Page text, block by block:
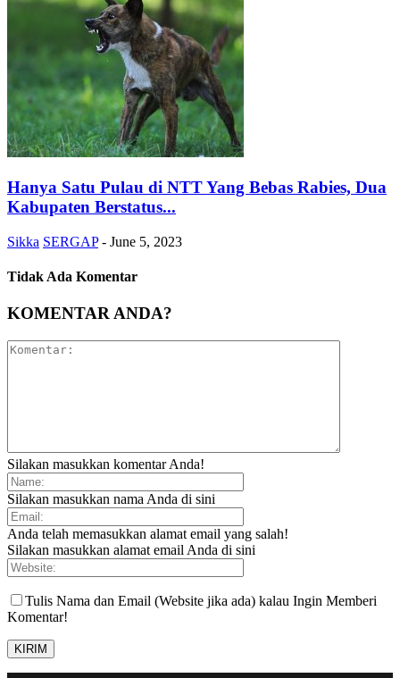
Hanya Satu Pulau di NTT Yang Bebas Rabies, Dua
Kabupaten Berstatus...
Sikka SERGAP - June 5, 2023
Tidak Ada Komentar
KOMENTAR ANDA?
Silakan masukkan komentar Anda!
Silakan masukkan nama Anda di sini
Anda telah memasukkan alamat email yang salah!
Silakan masukkan alamat email Anda di sini
Tulis Nama dan Email (Website jika ada) kalau Ingin Memberi
Komentar!